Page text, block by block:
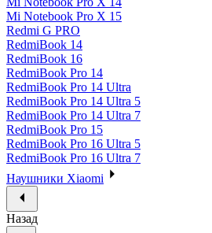
Mi Notebook Pro X 15
Redmi G PRO
RedmiBook 14
RedmiBook 16
RedmiBook Pro 14
RedmiBook Pro 14 Ultra
RedmiBook Pro 14 Ultra 5
RedmiBook Pro 14 Ultra 7
RedmiBook Pro 15
RedmiBook Pro 16 Ultra 5
RedmiBook Pro 16 Ultra 7
Наушники Xiaomi
Назад